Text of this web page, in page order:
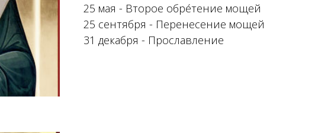
25 мая - Второе обре́тение мощей
25 сентября - Перенесение мощей
31 декабря - Прославление